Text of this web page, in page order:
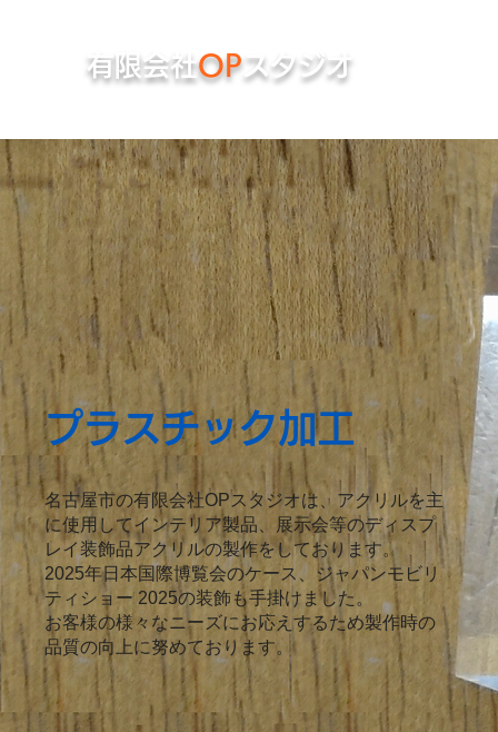
有限会社OPスタジオ
プラスチック加工
名古屋市の有限会社OPスタジオは、アクリルを主
に使用してインテリア製品、展示会等のディスプ
レイ装飾品アクリルの製作をしております。
2025年日本国際博覧会のケース、ジャパンモビリ
ティショー 2025の装飾も手掛けました。
お客様の様々なニーズにお応えするため製作時の
品質の向上に努めております。